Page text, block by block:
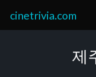
content
cinetrivia.com
제